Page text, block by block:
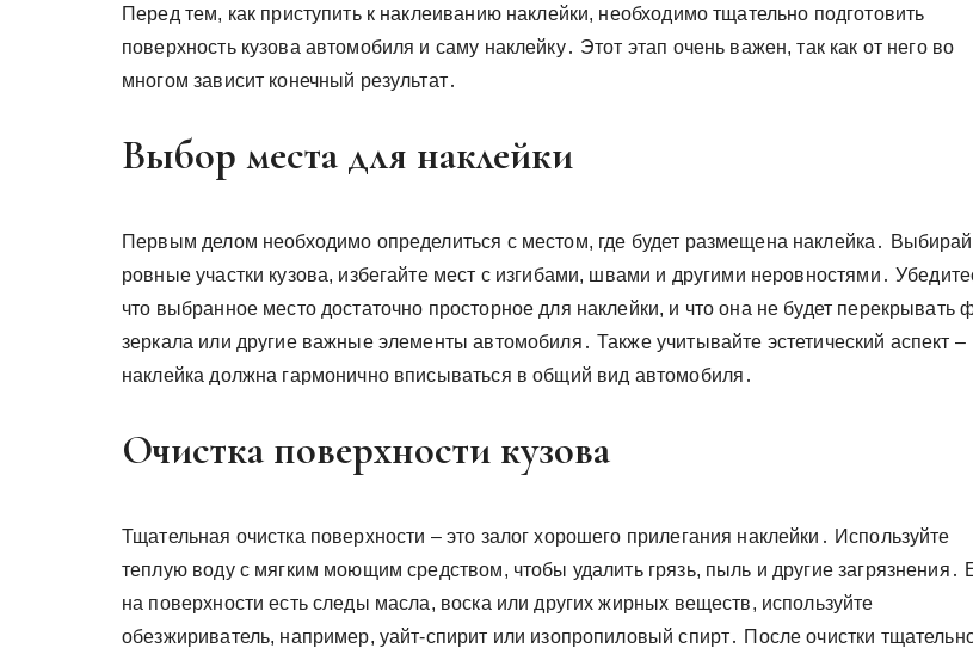
Перед тем, как приступить к наклеиванию наклейки, необходимо тщательно подготовить
поверхность кузова автомобиля и саму наклейку․ Этот этап очень важен, так как от него во
многом зависит конечный результат․
Выбор места для наклейки
Первым делом необходимо определиться с местом, где будет размещена наклейка․
ровные участки кузова, избегайте мест с изгибами, швами и другими неровностями․
что выбранное место достаточно просторное для наклейки, и что она не будет перекрывать
зеркала или другие важные элементы автомобиля․ Также учитывайте эстетический аспект –
наклейка должна гармонично вписываться в общий вид автомобиля․
Очистка поверхности кузова
Тщательная очистка поверхности – это залог хорошего прилегания наклейки․ Используйте
теплую воду с мягким моющим средством, чтобы удалить грязь, пыль и другие загрязнения․
на поверхности есть следы масла, воска или других жирных веществ, используйте
обезжириватель, например, уайт-спирит или изопропиловый спирт․ После очистки